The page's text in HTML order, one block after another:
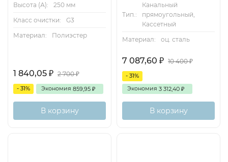
Высота (А):
250 мм
Класс очистки:
G3
Материал:
Полиэстер
1 840,05 ₽ 2 700₽
- 31% Экономия 859,95 ₽
В корзину
Тип.:
Канальный
прямоугольный,
Кассетный
Материал:
оц. сталь
7 087,60 ₽ 10 400₽
- 31%
Экономия 3 312,40 ₽
В корзину